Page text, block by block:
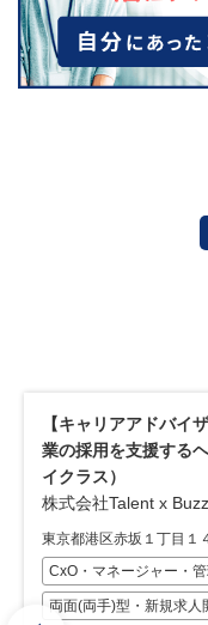
外資・スタートアップ企
ングコンサルタント（ハ
５興和ビル３１３号
ラス特化
ンセンティブあり